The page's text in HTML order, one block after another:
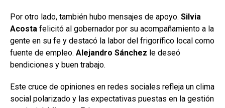
Por otro lado, también hubo mensajes de apoyo. Silvia
Acosta felicitó al gobernador por su acompañamiento a la
gente en su fe y destacó la labor del frigorífico local como
fuente de empleo. Alejandro Sánchez le deseó
bendiciones y buen trabajo.
Este cruce de opiniones en redes sociales refleja un clima
social polarizado y las expectativas puestas en la gestión